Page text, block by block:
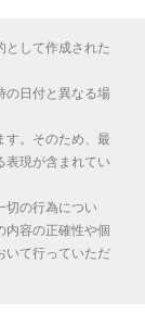
として作成された
の日付と異なる場
す。そのため、最
表現が含まれてい
切の行為につい
内容の正確性や個
いて行っていただ